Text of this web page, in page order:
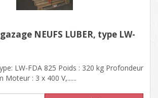
NEUFS LÜBER, type LW-
LW-FDA 825 Poids : 320 kg Profondeur
Moteur : 3 x 400 V,......